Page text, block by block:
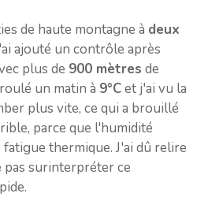
de haute montagne à deux
ajouté un contrôle après
plus de 900 mètres de
un matin à 9°Cet j'ai vu la
plus vite, ce qui a brouillé
parce que l'humidité
fatigue thermique. J'ai dû relire
pas surinterpréter ce